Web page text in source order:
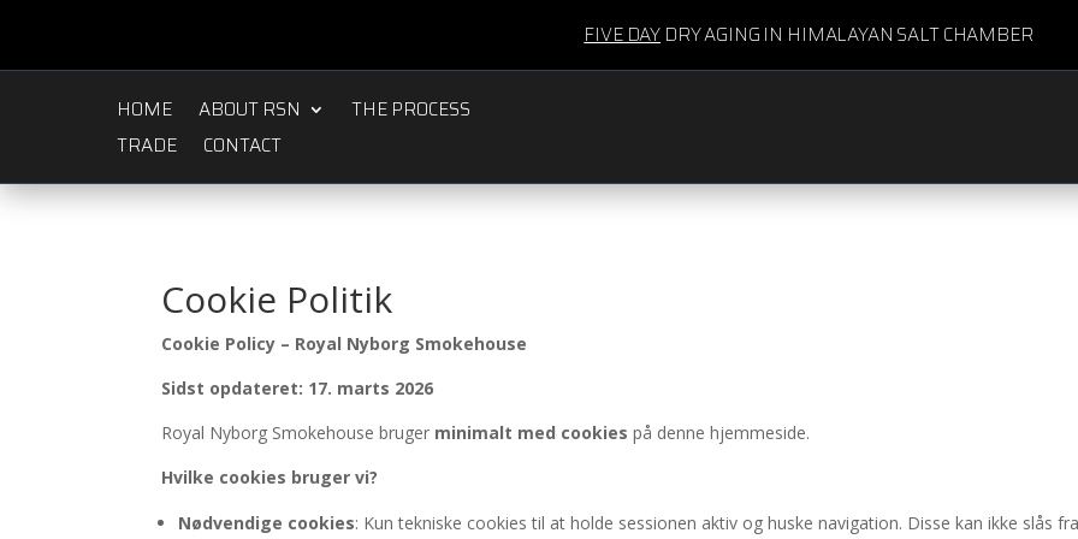
FIVE DAY DRY AGING IN HIMALAYAN SALT CHAMBER
HOME ABOUT RSN
THE PROCESS
TRADE
CONTACT
Cookie Politik
Cookie Policy – Royal Nyborg Smokehouse
Sidst opdateret: 17. marts 2026
Royal Nyborg Smokehouse bruger minimalt med cookies på denne hjemmeside.
Hvilke cookies bruger vi?
Nødvendige cookies: Kun tekniske cookies til at holde sessionen aktiv og huske navigation. Disse kan ikke slås